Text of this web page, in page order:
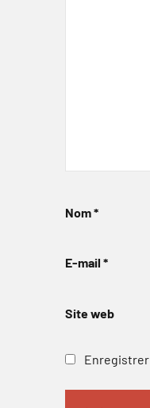
Nom*
E-mail *
Site web
Enregistrer